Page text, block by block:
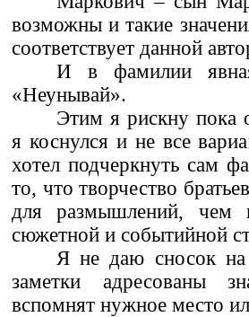
возможны и такие
соответствует данной
И в фамилии
«Неунывай».
Этим я рискну пока
я коснулся и не все
хотел подчеркнуть сам
то, что творчество
для размышлений, чем
сюжетной и событийной
Я не даю сносок
заметки адресованы
вспомнят нужное место